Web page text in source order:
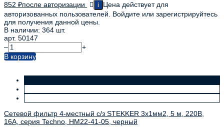
852 ₽после авторизации i
Цена действует для
авторизованных пользователей. Войдите или зарегистрируйтесь
для получения данной цены.
В наличии: 364 шт.
арт. 50147
–
+
В корзину
Сетевой фильтр 4-местный с/з STEKKER 3x1мм2, 5 м, 220В,
16А, серия Techno, HM22-41-05, черный